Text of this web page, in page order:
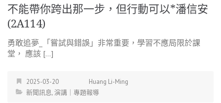
不能帶你跨出那一步，但行動可以*潘信安
(2A114)
勇敢追夢_「嘗試與錯誤」非常重要，學習不應局限於課
堂， 應該 […]
2025-03-20
Huang Li-Ming
新聞訊息,演講｜專題報導